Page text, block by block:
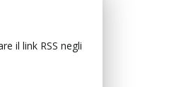
il link RSS negli